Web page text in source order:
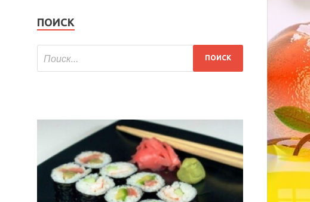
ПОИСК